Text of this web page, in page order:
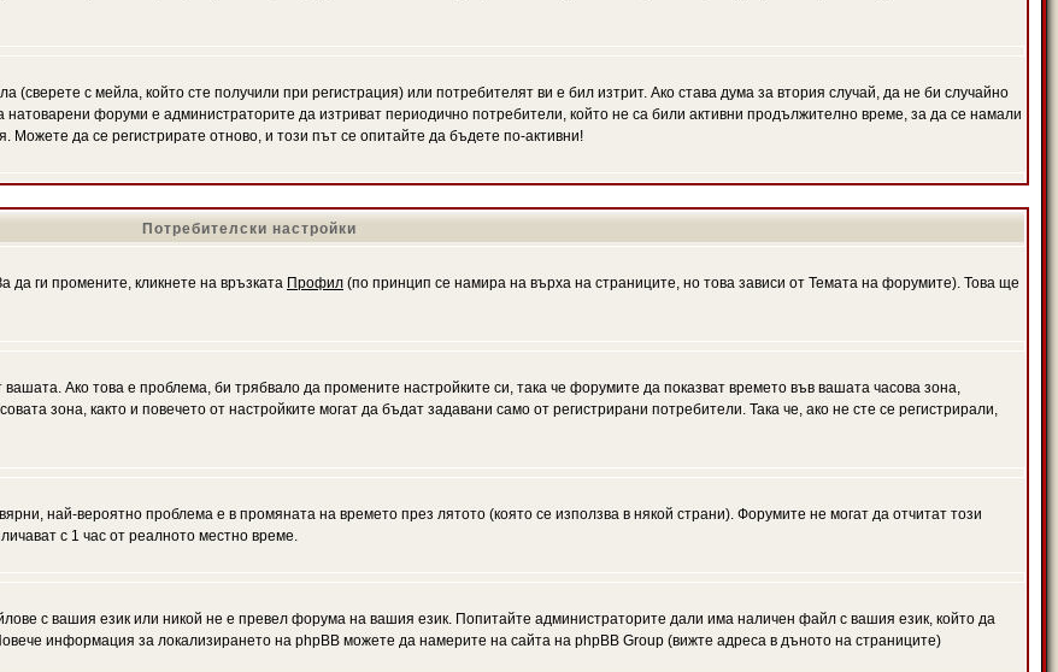
с мейла, който сте получили при регистрация) или потребителят ви е бил изтрит. Ако става дума за втория случай, да не би случайно
форуми е администраторите да изтриват периодично потребители, който не са били активни продължително време, за да се намали
да се регистрирате отново, и този път се опитайте да бъдете по-активни!
Потребителски настройки
да ги промените, кликнете на връзката Профил (по принцип се намира на върха на страниците, но това зависи от Темата на форумите). Това ще
Ако това е проблема, би трябвало да промените настройките си, така че форумите да показват времето във вашата часова зона,
зона, както и повечето от настройките могат да бъдат задавани само от регистрирани потребители. Така че, ако не сте се регистрирали,
най-вероятно проблема е в промяната на времето през лятото (която се използва в някой страни). Форумите не могат да отчитат този
с 1 час от реалното местно време.
с вашия език или никой не е превел форума на вашия език. Попитайте администраторите дали има наличен файл с вашия език, който да
информация за локализирането на phpBB можете да намерите на сайта на phpBB Group (вижте адреса в дъното на страниците)